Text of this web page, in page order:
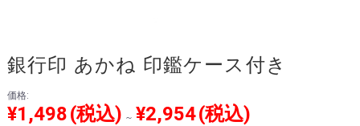
銀行印 あかね 印鑑ケース付き
価格:
¥1,498(税込) ～ ¥2,954(税込)